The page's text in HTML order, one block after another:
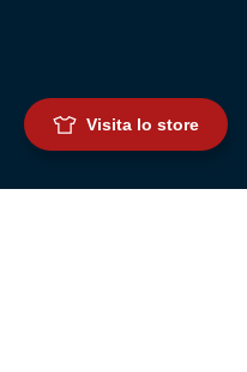
Visita lo store